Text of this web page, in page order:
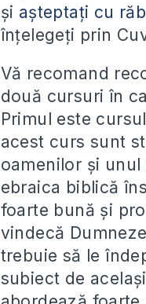
și așteptați cu
înțelegeți prin
Vă recomand
două cursuri în
Primul este
acest curs sunt
oamenilor și
ebraica biblică
foarte bună și
vindecă
trebuie să le
subiect de